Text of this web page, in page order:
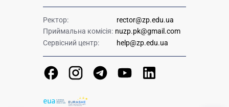
Ректор:
rector@zp.edu.ua
Приймальна комісія: nuzp.pk@gmail.com
Сервісний центр:
help@zp.edu.ua